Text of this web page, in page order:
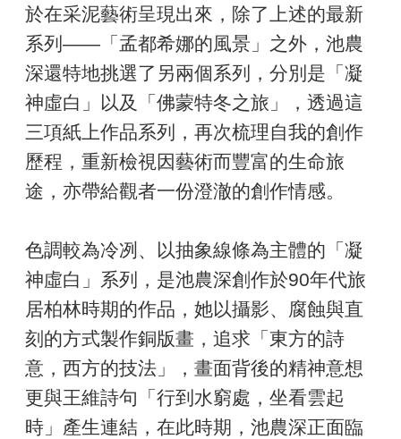
於在采泥藝術呈現出來，除了上述的最新
系列——「孟都希娜的風景」之外，池農
深還特地挑選了另兩個系列，分別是「凝
神虛白」以及「佛蒙特冬之旅」，透過這
三項紙上作品系列，再次梳理自我的創作
歷程，重新檢視因藝術而豐富的生命旅
途，亦帶給觀者一份澄澈的創作情感。
色調較為冷冽、以抽象線條為主體的「凝
神虛白」系列，是池農深創作於90年代旅
居柏林時期的作品，她以攝影、腐蝕與直
刻的方式製作銅版畫，追求「東方的詩
意，西方的技法」，畫面背後的精神意想
更與王維詩句「行到水窮處，坐看雲起
時」產生連結，在此時期，池農深正面臨